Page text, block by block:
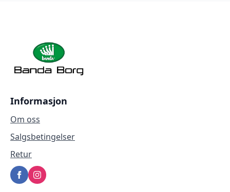
Informasjon
Om oss
Salgsbetingelser
Retur